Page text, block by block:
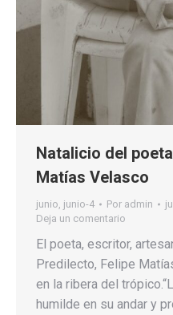
Natalicio del
Matías Velasco
junio junio-4 Por admin
Deja un comentario
El poeta, escritor,
Predilecto, Felipe
en la ribera del
humilde en su andar y